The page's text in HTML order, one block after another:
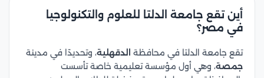
أين تقع جامعة الدلتا للعلوم والتكنولوجيا
في مصر؟
تقع جامعة الدلتا في محافظة الدقهلية، وتحديدًا في مدينة
جمصة، وهي أول مؤسسة تعليمية خاصة تأسست